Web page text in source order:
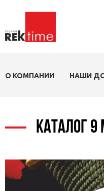
О КОМПАНИИ НАШИ
КАТАЛОГ 9